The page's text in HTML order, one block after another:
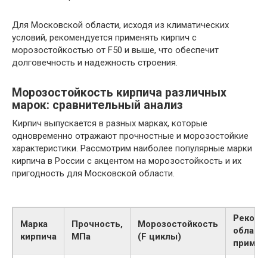
Для Московской области, исходя из климатических
условий, рекомендуется применять кирпич с
морозостойкостью от F50 и выше, что обеспечит
долговечность и надежность строения.
Морозостойкость кирпича различных
марок: сравнительный анализ
Кирпич выпускается в разных марках, которые
одновременно отражают прочностные и морозостойкие
характеристики. Рассмотрим наиболее популярные марки
кирпича в России с акцентом на морозостойкость и их
пригодность для Московской области.
Марка
кирпича
Прочность,
МПа
Морозостойкость
(F циклы)